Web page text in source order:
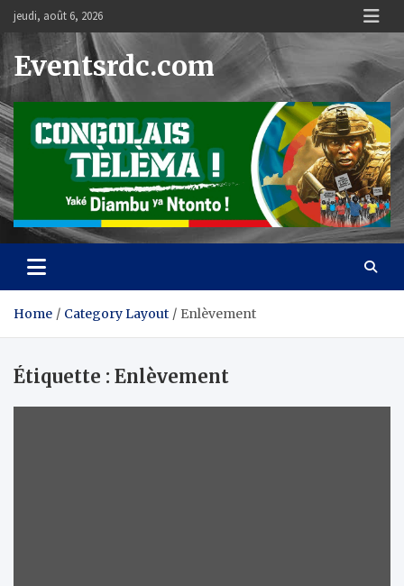
Skip
content
jeudi, août 6, 2026
Eventsrdc.com
Home Category Layout Enlèvement
Étiquette : Enlèvement